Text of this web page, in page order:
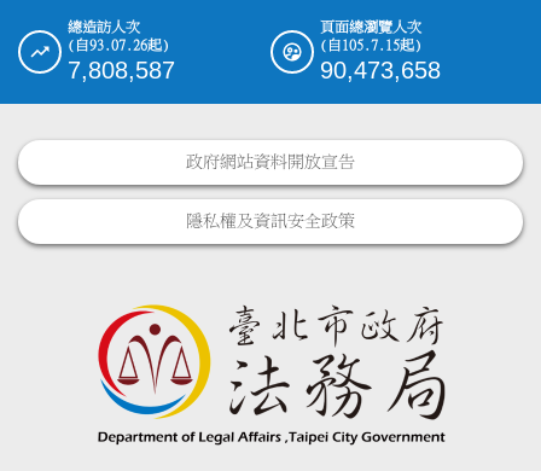
總造訪人次
(自93.07.26起)
7,808,587
頁面總瀏覽人次
(自105.7.15起)
90,473,658
政府網站資料開放宣告
隱私權及資訊安全政策